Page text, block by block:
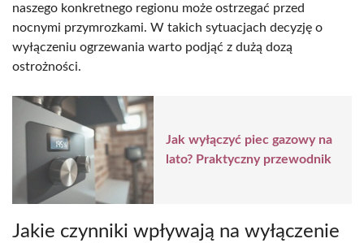
naszego konkretnego regionu może ostrzegać przed
nocnymi przymrozkami. W takich sytuacjach decyzję o
wyłączeniu ogrzewania warto podjąć z dużą dozą
ostrożności.
Jak wyłączyć piec gazowy na
lato? Praktyczny przewodnik
Jakie czynniki wpływają na wyłączenie